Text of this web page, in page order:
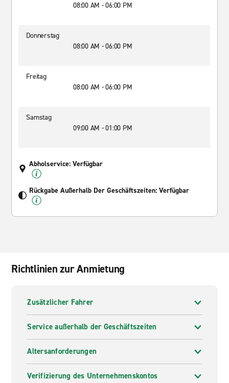
08:00 AM - 06:00 PM
Donnerstag
08:00 AM - 06:00 PM
Freitag
08:00 AM - 06:00 PM
Samstag
09:00 AM - 01:00 PM
Abholservice: Verfügbar
Rückgabe Außerhalb Der Geschäftszeiten: Verfügbar
Richtlinien zur Anmietung
Zusätzlicher Fahrer
Service außerhalb der Geschäftszeiten
Altersanforderungen
Verifizierung des Unternehmenskontos